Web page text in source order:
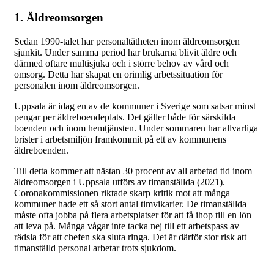
1. Äldreomsorgen
Sedan 1990-talet har personaltätheten inom äldreomsorgen
sjunkit. Under samma period har brukarna blivit äldre och
därmed oftare multisjuka och i större behov av vård och
omsorg. Detta har skapat en orimlig arbetssituation för
personalen inom äldreomsorgen.
Uppsala är idag en av de kommuner i Sverige som satsar minst
pengar per äldreboendeplats. Det gäller både för särskilda
boenden och inom hemtjänsten. Under sommaren har allvarliga
brister i arbetsmiljön framkommit på ett av kommunens
äldreboenden.
Till detta kommer att nästan 30 procent av all arbetad tid inom
äldreomsorgen i Uppsala utförs av timanställda (2021).
Coronakommissionen riktade skarp kritik mot att många
kommuner hade ett så stort antal timvikarier. De timanställda
måste ofta jobba på flera arbetsplatser för att få ihop till en lön
att leva på. Många vågar inte tacka nej till ett arbetspass av
rädsla för att chefen ska sluta ringa. Det är därför stor risk att
timanställd personal arbetar trots sjukdom.